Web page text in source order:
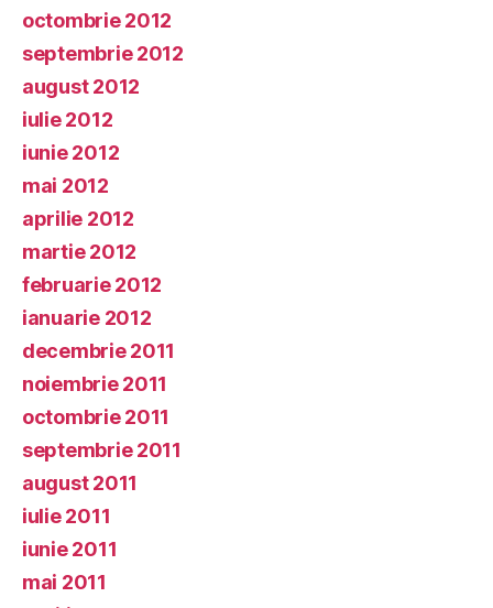
octombrie 2012
septembrie 2012
august 2012
iulie 2012
iunie 2012
mai 2012
aprilie 2012
martie 2012
februarie 2012
ianuarie 2012
decembrie 2011
noiembrie 2011
octombrie 2011
septembrie 2011
august 2011
iulie 2011
iunie 2011
mai 2011